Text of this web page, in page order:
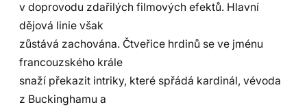
v doprovodu zdařilých filmových efektů. Hlavní
dějová linie však
zůstává zachována. Čtveřice hrdinů se ve jménu
francouzského krále
snaží překazit intriky, které spřádá kardinál, vévoda
z Buckinghamu a